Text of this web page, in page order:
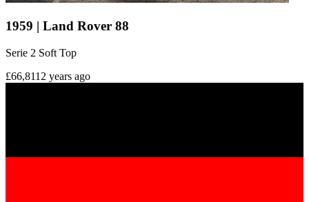
1959 | Land Rover 88
Serie 2 Soft Top
£66,811 2 years ago